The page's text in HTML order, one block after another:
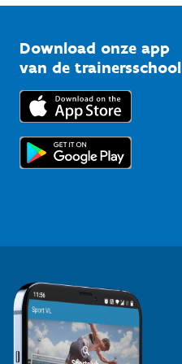
Bedrijven
Trainers en begeleiders
Topsporters
Vlaamse Trainersschool
Kennisplatform
Downloads
Voor de pers
Download onze app
van de trainersschool